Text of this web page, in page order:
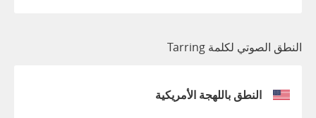
النطق الصوتي لكلمة Tarring
النطق باللهجة الأمريكية